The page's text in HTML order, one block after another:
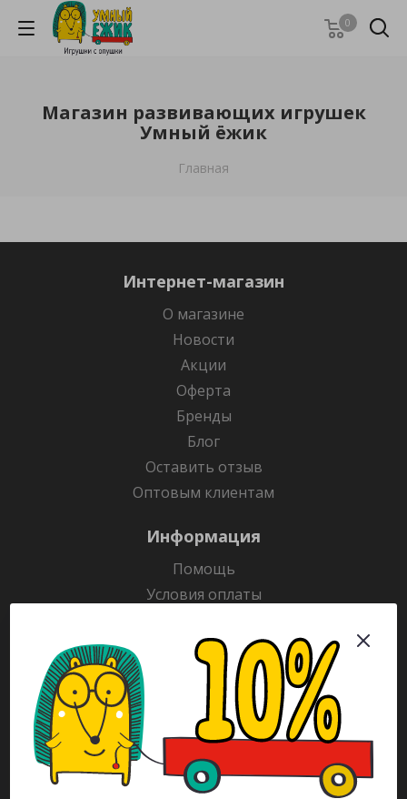
0
Магазин развивающих игрушек
Умный ёжик
Главная
Интернет-магазин
О магазине
Новости
Акции
Оферта
Бренды
Блог
Оставить отзыв
Оптовым клиентам
Информация
Помощь
Условия оплаты
Гарантия на товар
Раскраски
Рекламодателям
Каталог
Будьте всегда в курсе!